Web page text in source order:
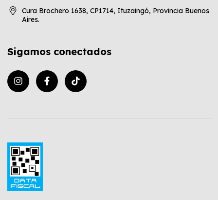
Cura Brochero 1638, CP1714, Ituzaingó, Provincia Buenos
Aires.
Sigamos conectados